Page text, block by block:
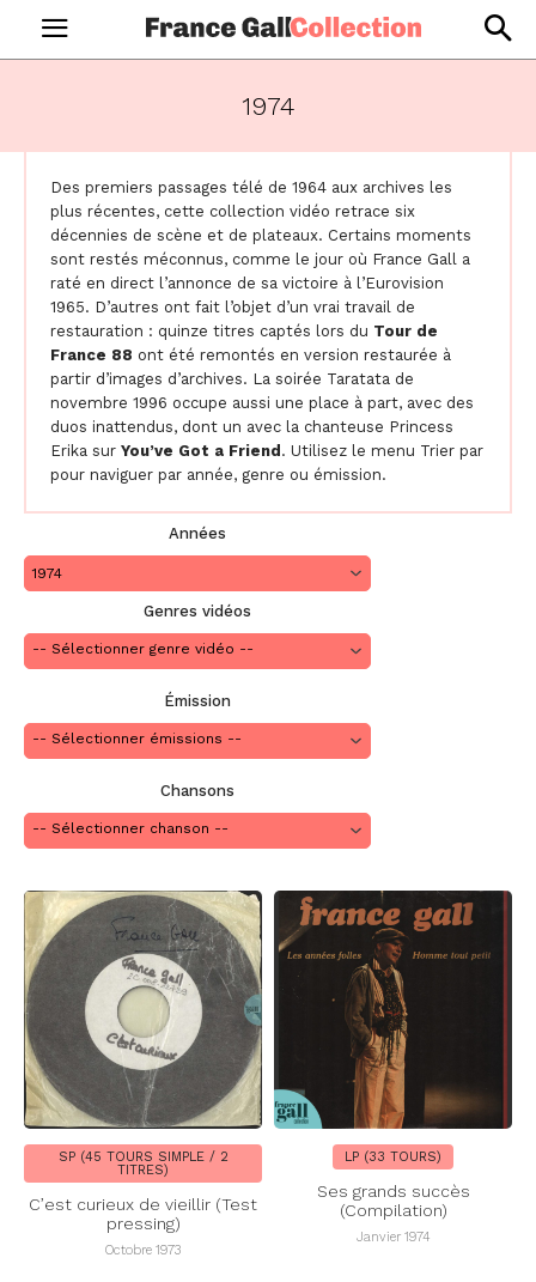
1974
Des premiers passages télé de 1964 aux archives les
plus récentes, cette collection vidéo retrace six
décennies de scène et de plateaux. Certains moments
sont restés méconnus, comme le jour où France Gall a
raté en direct l’annonce de sa victoire à l’Eurovision
1965. D’autres ont fait l’objet d’un vrai travail de
restauration : quinze titres captés lors du Tour de
France 88 ont été remontés en version restaurée à
partir d’images d’archives. La soirée Taratata de
novembre 1996 occupe aussi une place à part, avec des
duos inattendus, dont un avec la chanteuse Princess
Erika sur You’ve Got a Friend . Utilisez le menu Trier par
pour naviguer par année, genre ou émission.
Années
1974
Genres vidéos
Émission
Chansons
SP (45 TOURS SIMPLE / 2
TITRES)
C’est curieux de vieillir (Test
pressing)
Octobre 1973
LP (33 TOURS)
Ses grands succès
(Compilation)
Janvier 1974